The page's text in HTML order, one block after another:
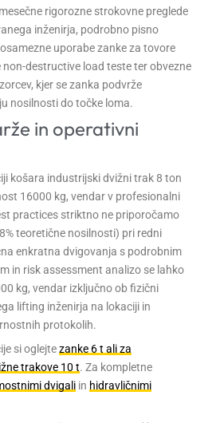
rigorozne strokovne preglede
inženirja, podrobno pisno
uporabe zanke za tovore
destructive load teste ter obvezne
kjer se zanka podvrže
nosilnosti do točke loma.
in operativni
košara industrijski dvižni trak 8 ton
16000 kg, vendar v profesionalni
practices striktno ne priporočamo
teoretične nosilnosti) pri redni
enkratna dvigovanja s podrobnim
in risk assessment analizo se lahko
kg, vendar izključno ob fizični
lifting inženirja na lokaciji in
protokolih.
si oglejtezanke 6 t ali za
trakove 10 t. Za kompletne
dvigali in hidravličnimi